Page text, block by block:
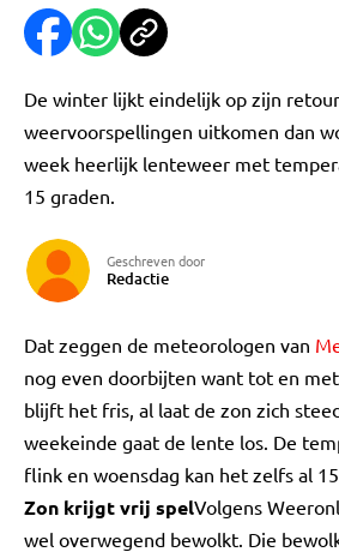
De winter lijkt eindelijk op zijn
weervoorspellingen uitkomen dan
week heerlijk lenteweer met
15 graden.
Geschreven door
Redactie
Dat zeggen de meteorologen van
nog even doorbijten want tot en
blijft het fris, al laat de zon zich
weekeinde gaat de lente los. De
flink en woensdag kan het zelfs al
Zon krijgt vrij spelVolgens
wel overwegend bewolkt. Die